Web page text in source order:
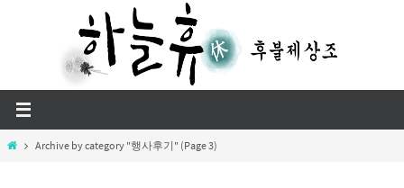
HomeArchive by category "행사후기" (Page 3)